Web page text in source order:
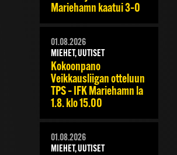
Mariehamn kaatui 3–0
01.08.2026
MIEHET, UUTISET
Kokoonpano
Veikkausliigan otteluun
TPS – IFK Mariehamn la
1.8. klo 15.00
01.08.2026
MIEHET, UUTISET